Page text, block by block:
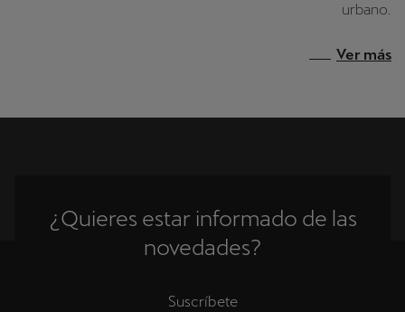
urbano.
Ver más
¿Quieres estar informado de las
novedades?
Suscríbete